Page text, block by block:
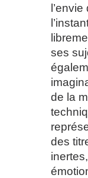
ses
de la
des